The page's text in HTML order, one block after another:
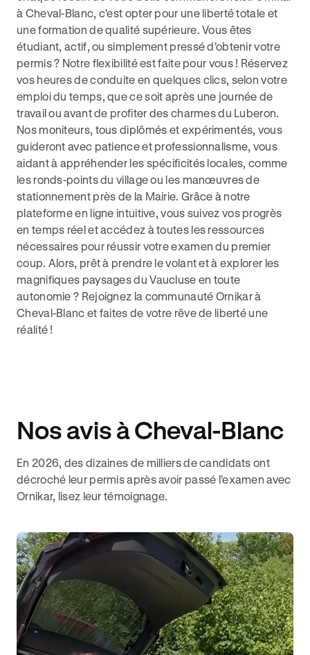
à Cheval-Blanc, c'est opter pour une liberté totale et
une formation de qualité supérieure. Vous êtes
étudiant, actif, ou simplement pressé d'obtenir votre
permis ? Notre flexibilité est faite pour vous ! Réservez
vos heures de conduite en quelques clics, selon votre
emploi du temps, que ce soit après une journée de
travail ou avant de profiter des charmes du Luberon.
Nos moniteurs, tous diplômés et expérimentés, vous
guideront avec patience et professionnalisme, vous
aidant à appréhender les spécificités locales, comme
les ronds-points du village ou les manœuvres de
stationnement près de la Mairie. Grâce à notre
plateforme en ligne intuitive, vous suivez vos progrès
en temps réel et accédez à toutes les ressources
nécessaires pour réussir votre examen du premier
coup. Alors, prêt à prendre le volant et à explorer les
magnifiques paysages du Vaucluse en toute
autonomie ? Rejoignez la communauté Ornikar à
Cheval-Blanc et faites de votre rêve de liberté une
réalité !
Nos avis à Cheval-Blanc
En 2026, des dizaines de milliers de candidats ont
décroché leur permis après avoir passé l’examen avec
Ornikar, lisez leur témoignage.